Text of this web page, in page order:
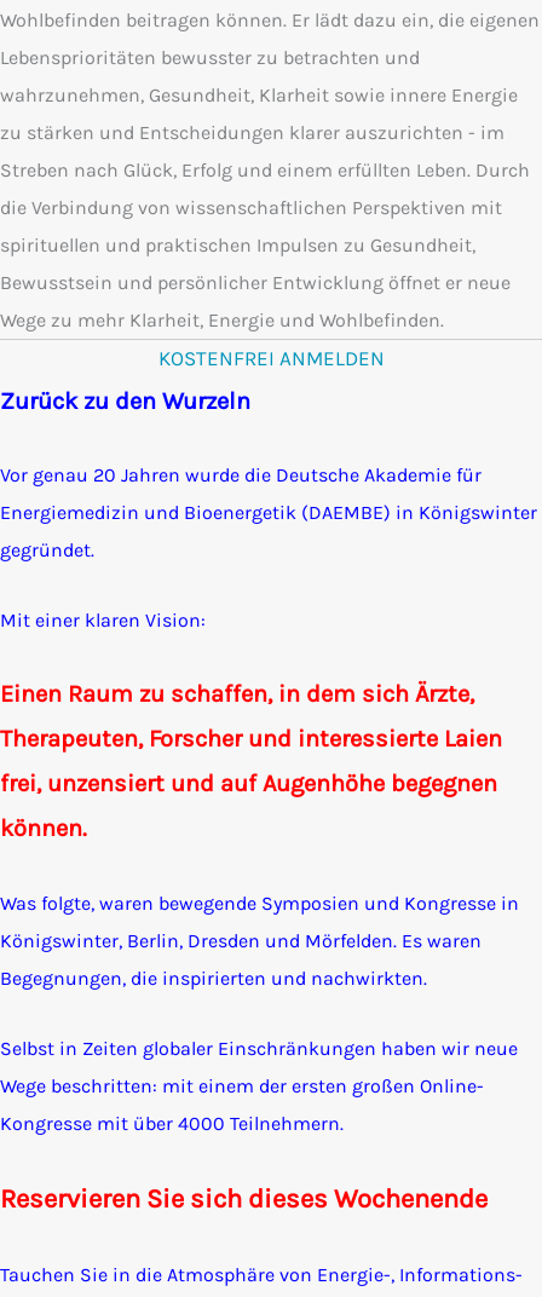
Wohlbefinden beitragen können. Er lädt dazu ein, die eigenen
Lebensprioritäten bewusster zu betrachten und
wahrzunehmen, Gesundheit, Klarheit sowie innere Energie
zu stärken und Entscheidungen klarer auszurichten - im
Streben nach Glück, Erfolg und einem erfüllten Leben. Durch
die Verbindung von wissenschaftlichen Perspektiven mit
spirituellen und praktischen Impulsen zu Gesundheit,
Bewusstsein und persönlicher Entwicklung öffnet er neue
Wege zu mehr Klarheit, Energie und Wohlbefinden.
KOSTENFREI ANMELDEN
Zurück zu den Wurzeln
Vor genau 20 Jahren wurde die Deutsche Akademie für
Energiemedizin und Bioenergetik (DAEMBE) in Königswinter
gegründet.
Mit einer klaren Vision:
Einen Raum zu schaffen, in dem sich Ärzte,
Therapeuten, Forscher und interessierte Laien
frei, unzensiert und auf Augenhöhe begegnen
können.
Was folgte, waren bewegende Symposien und Kongresse in
Königswinter, Berlin, Dresden und Mörfelden. Es waren
Begegnungen, die inspirierten und nachwirkten.
Selbst in Zeiten globaler Einschränkungen haben wir neue
Wege beschritten: mit einem der ersten großen Online-
Kongresse mit über 4000 Teilnehmern.
Reservieren Sie sich dieses Wochenende
Tauchen Sie in die Atmosphäre von Energie-, Informations-